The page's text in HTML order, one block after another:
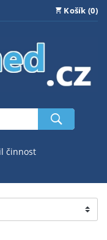
Košík (0)
činnost